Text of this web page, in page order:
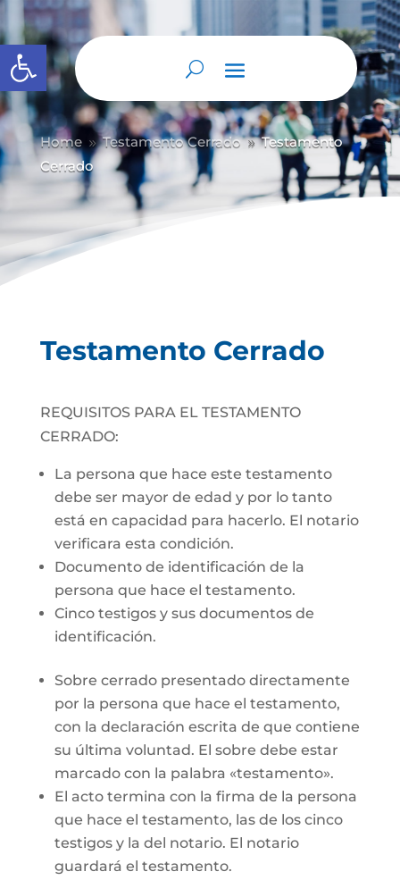
Abrir barra de herramientas
Home 9 Testamento Cerrado 9 Testamento
Cerrado
Testamento Cerrado
REQUISITOS PARA EL TESTAMENTO
CERRADO:
La persona que hace este testamento
debe ser mayor de edad y por lo tanto
está en capacidad para hacerlo. El notario
verificara esta condición.
Documento de identificación de la
persona que hace el testamento.
Cinco testigos y sus documentos de
identificación.
Sobre cerrado presentado directamente
por la persona que hace el testamento,
con la declaración escrita de que contiene
su última voluntad. El sobre debe estar
marcado con la palabra «testamento».
El acto termina con la firma de la persona
que hace el testamento, las de los cinco
testigos y la del notario. El notario
guardará el testamento.